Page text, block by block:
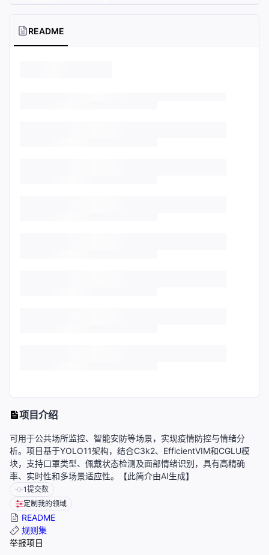
README
项目介绍
可用于公共场所监控、智能安防等场景，实现疫情防控与情绪分
析。项目基于YOLO11架构，结合C3k2、EfficientVIM和CGLU模
块，支持口罩类型、佩戴状态检测及面部情绪识别，具有高精确
率、实时性和多场景适应性。【此简介由AI生成】
1提交数
定制我的领域
README
规则集
举报项目